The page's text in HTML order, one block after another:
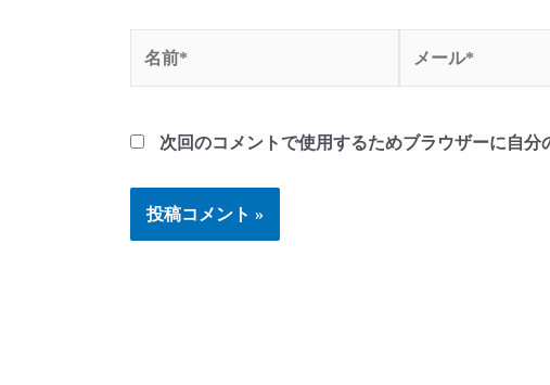
次回のコメントで使用するためブラウザーに自分